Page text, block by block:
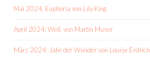
Mai 2024: Euphoria von Lily King
April 2024: Weil. von Martin Muser
März 2024: Jahr der Wunder von Louise Erdrich